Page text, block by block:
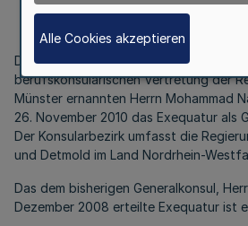
Bek. d. Ministerpräsidentin – LPA
Die Bundesregierung hat dem zum
berufskonsularischen Vertretung der
Münster ernannten Herrn Mohammad
26. November 2010 das Exequatur als
Der Konsularbezirk umfasst die
und Detmold im Land Nordrhein-
Das dem bisherigen Generalkonsul,
Dezember 2008 erteilte Exequatur ist
Alle Cookies akzeptieren